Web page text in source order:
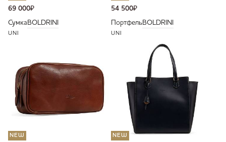
69 000₽
Сумка BOLDRINI
UNI
54 500₽
ПортфельBOLDRINI
UNI
NEW NEW